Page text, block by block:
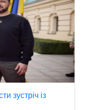
зустріч із